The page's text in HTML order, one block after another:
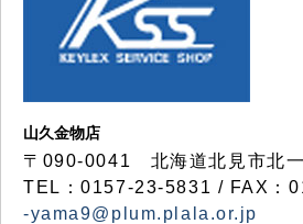
山久金物店
〒090-0041 北海道北見市北
TEL：0157-23-5831 / FAX：
-yama9@plum.plala.or.jp